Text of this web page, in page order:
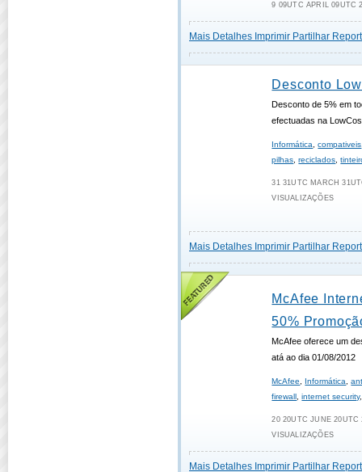
9 09UTC APRIL 09UTC
Mais Detalhes Imprimir Partilhar
Desconto
Desconto de 5% em
efectuadas na
Informática ,compativeis
pilhas ,reciclados ,
31 31UTC MARCH
VISUALIZAÇÕES
Mais Detalhes Imprimir Partilhar
McAfee
50%
McAfee oferece um
atá ao dia 01/08/2012
McAfee Informática ,
firewall ,internet security
20 20UTC JUNE 20UTC
VISUALIZAÇÕES
Mais Detalhes Imprimir Partilhar